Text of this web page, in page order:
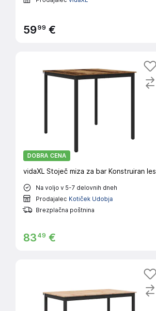
5999 €
DOBRA CENA
vidaXL Stoječ miza za bar Konstruiran les
Na voljo v 5-7 delovnih dneh
Prodajalec Kotiček Udobja
Brezplačna poštnina
8349 €